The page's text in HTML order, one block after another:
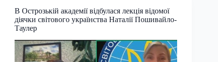
американським
істориком
політологом
Олександром
Мотилем
В Острозькій академії відбулася лекція відомої
діячки світового українства Наталії Пошивайло-
Таулер